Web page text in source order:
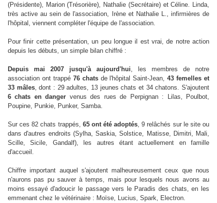
(Présidente), Marion (Trésorière), Nathalie (Secrétaire) et Céline. Linda,
très active au sein de l'association, Irène et Nathalie L., infirmières de
l'hôpital, viennent compléter l'équipe de l'association.
Pour finir cette présentation, un peu longue il est vrai, de notre action
depuis les débuts, un simple bilan chiffré :
Depuis mai 2007 jusqu'à aujourd'hui, les membres de notre
association ont trappé 76 chatsde l'hôpital Saint-Jean,43 femelles et
33 mâles, dont : 29 adultes, 13 jeunes chats et 34 chatons. S'ajoutent
6 chats en danger venus des rues de Perpignan : Lilas, Poulbot,
Poupine, Punkie, Punker, Samba.
Sur ces 82 chats trappés, 65 ont été adoptés, 9 relâchés sur le site ou
dans d'autres endroits (Sylha, Saskia, Solstice, Matisse, Dimitri, Mali,
Scille, Sicile, Gandalf), les autres étant actuellement en famille
d'accueil.
Chiffre important auquel s'ajoutent malheureusement ceux que nous
n'aurons pas pu sauver à temps, mais pour lesquels nous avons au
moins essayé d'adoucir le passage vers le Paradis des chats, en les
emmenant chez le vétérinaire : Moïse, Lucius, Spark, Electron.